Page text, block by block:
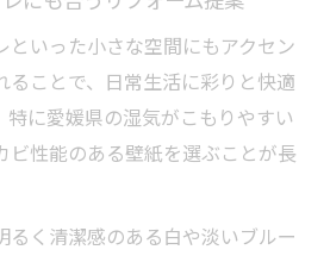
といった小さな空間にもアクセン
ることで、日常生活に彩りと快適
特に愛媛県の湿気がこもりやすい
ビ性能のある壁紙を選ぶことが長
るく清潔感のある白や淡いブルー